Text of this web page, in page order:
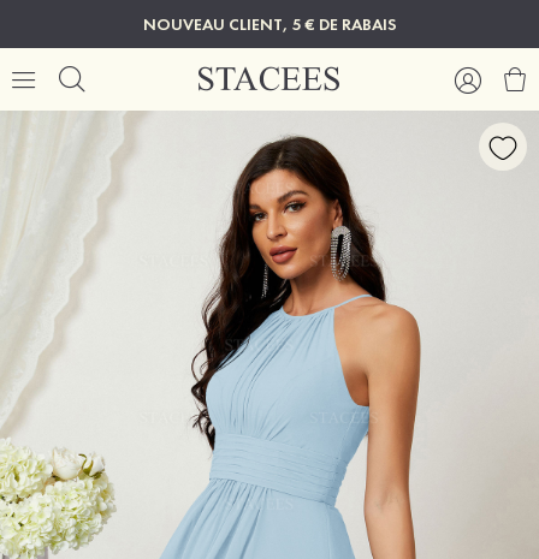
NOUVEAU CLIENT, 5 € DE RABAIS